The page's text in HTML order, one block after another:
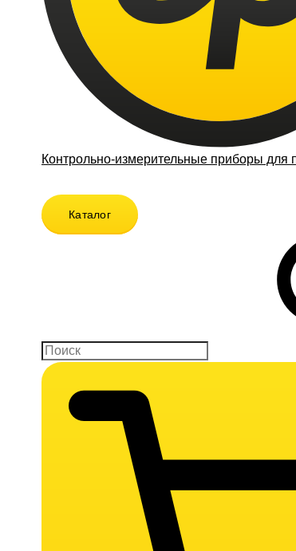
Контрольно-измерительные приборы
Каталог